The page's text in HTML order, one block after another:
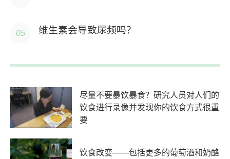
维生素会导致尿频吗？
尽量不要暴饮暴食？研究人员对人们的
饮食进行录像并发现你的饮食方式很重
要
饮食改变——包括更多的葡萄酒和奶酪